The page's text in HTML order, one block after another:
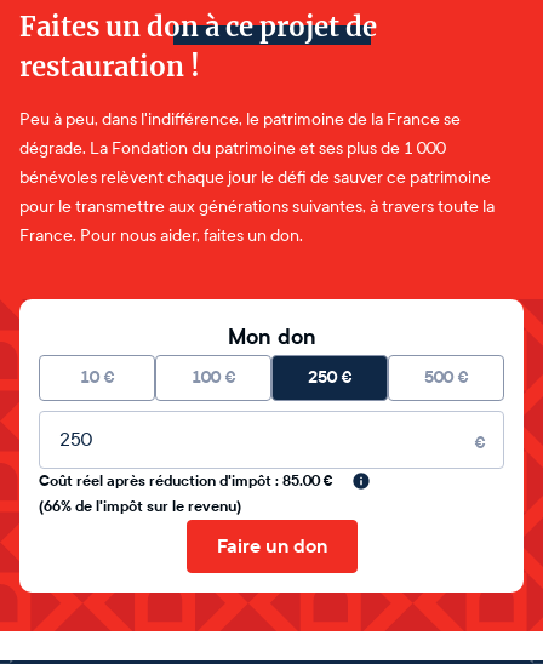
Faites un don à ce projet de
restauration !
Peu à peu, dans l'indifférence, le patrimoine de la France se
dégrade. La Fondation du patrimoine et ses plus de 1 000
bénévoles relèvent chaque jour le défi de sauver ce patrimoine
pour le transmettre aux générations suivantes, à travers toute la
France. Pour nous aider, faites un don.
Mon don
10 € 100 € 250€ 500 €
Montant libre
€
Coût réel après réduction d'impôt : 85.00 €
(66% de l'impôt sur le revenu)
Faire un don